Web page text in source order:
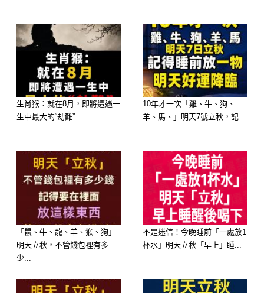
–
A:253
B:268
生肖猴：就在8月，即將遭遇一
生中最大的“劫難”...
10年才一次「雞、牛、狗、
羊、馬、」明天7號立秋，記...
「鼠、牛、龍、羊、猴、狗」
明天立秋，不管錢包裡有多
少...
不是迷信！今晚睡前「一處放1
杯水」明天立秋「早上」睡...